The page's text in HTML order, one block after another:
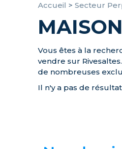
Accueil > Secteur
Vous êtes à la
vendre sur
de nombreuses
Il n'y a pas de